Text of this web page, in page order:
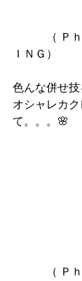
（ Ｐｈｏ
ＩＮＧ）
色んな併せ技
オシャレカ
て。。。🌸
（ Ｐｈｏ